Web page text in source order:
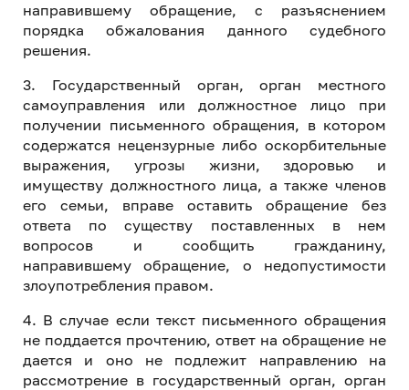
направившему обращение, с разъяснением
порядка обжалования данного судебного
решения.
3. Государственный орган, орган местного
самоуправления или должностное лицо при
получении письменного обращения, в котором
содержатся нецензурные либо оскорбительные
выражения, угрозы жизни, здоровью и
имуществу должностного лица, а также членов
его семьи, вправе оставить обращение без
ответа по существу поставленных в нем
вопросов и сообщить гражданину,
направившему обращение, о недопустимости
злоупотребления правом.
4. В случае если текст письменного обращения
не поддается прочтению, ответ на обращение не
дается и оно не подлежит направлению на
рассмотрение в государственный орган, орган